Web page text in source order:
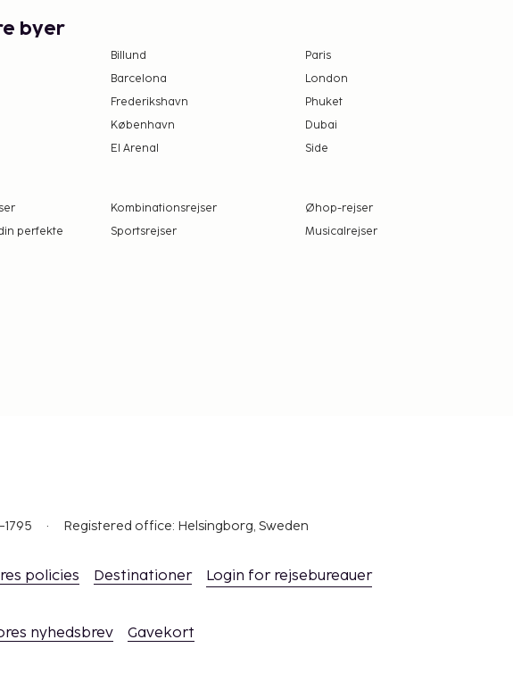
byer
Billund
Paris
Barcelona
London
Frederikshavn
Phuket
København
Dubai
El Arenal Side
Kombinationsrejser
Øhop-rejser
perfekte
Sportsrejser Musicalrejser
Registered office: Helsingborg, Sweden
policies Destinationer Login for rejsebureauer
nyhedsbrev Gavekort